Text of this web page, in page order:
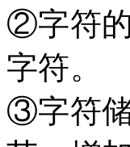
②字符
字符。
③字符